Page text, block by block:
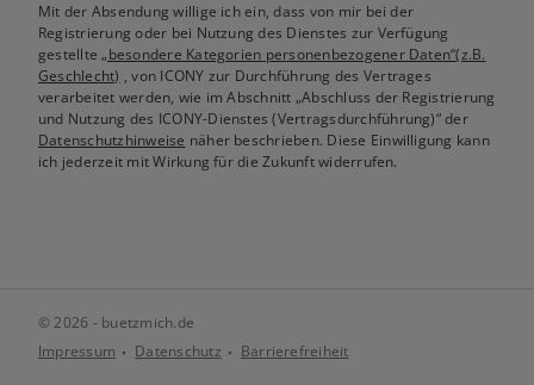
Mit der Absendung willige ich ein, dass von mir bei der
Registrierung oder bei Nutzung des Dienstes zur Verfügung
gestellte„besondere Kategorien personenbezogener Daten“(z.B.
Geschlecht) , von ICONY zur Durchführung des Vertrages
verarbeitet werden, wie im Abschnitt „Abschluss der Registrierung
und Nutzung des ICONY-Dienstes (Vertragsdurchführung)“ der
Datenschutzhinweise näher beschrieben. Diese Einwilligung kann
ich jederzeit mit Wirkung für die Zukunft widerrufen.
© 2026 - buetzmich.de
Impressum
Datenschutz Barrierefreiheit